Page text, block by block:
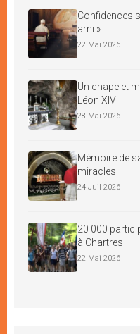
Confidences
ami »
22 Mai 2026
Un chapelet
Léon XIV
28 Mai 2026
Mémoire de
miracles
24 Juil 2026
20 000
à Chartres
22 Mai 2026